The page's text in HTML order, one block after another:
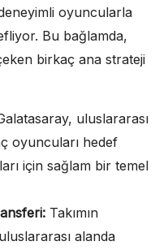
oyuncularla
Bu bağlamda,
birkaç ana strateji
uluslararası
oyuncuları hedef
için sağlam bir temel
Takımın
alanda